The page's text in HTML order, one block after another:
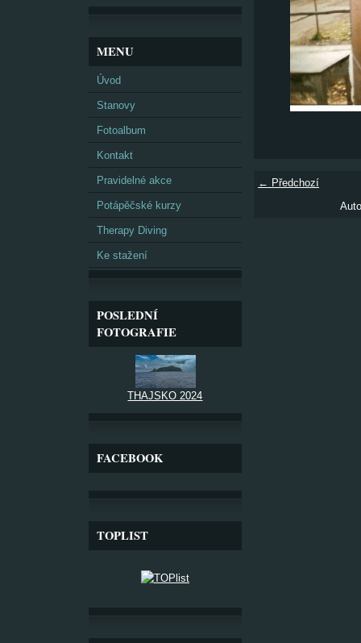
MENU
Úvod
Stanovy
Fotoalbum
Kontakt
Pravidelné akce
Potápěčské kurzy
Therapy Diving
Ke stažení
POSLEDNÍ
FOTOGRAFIE
THAJSKO 2024
FACEBOOK
TOPLIST
← Předchozí